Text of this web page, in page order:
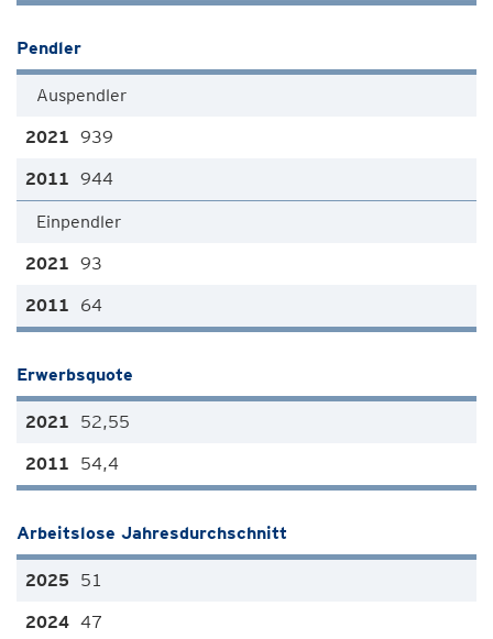
Pendler
Auspendler
939
944
Einpendler
93
64
Erwerbsquote
52,55
54,4
Arbeitslose Jahresdurchschnitt
51
47